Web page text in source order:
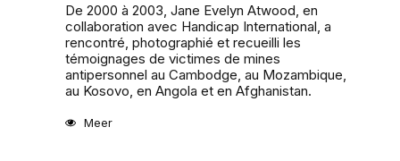
De 2000 à 2003, Jane Evelyn Atwood, en
collaboration avec Handicap International, a
rencontré, photographié et recueilli les
témoignages de victimes de mines
antipersonnel au Cambodge, au Mozambique,
au Kosovo, en Angola et en Afghanistan.
Meer